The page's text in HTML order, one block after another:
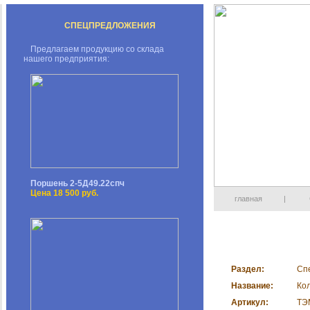
СПЕЦПРЕДЛОЖЕНИЯ
Предлагаем продукцию со склада
нашего предприятия:
Поршень 2-5Д49.22спч
Цена 18 500 руб.
главная |
Раздел:
Название:
Артикул: